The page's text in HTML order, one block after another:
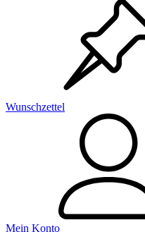
Wunschzettel
Mein Konto